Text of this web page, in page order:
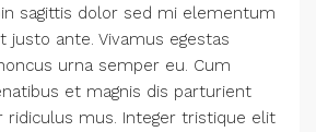
sagittis dolor sed mi elementum
justo ante. Vivamus egestas
urna semper eu. Cum
et magnis dis parturient
ridiculus mus. Integer tristique elit